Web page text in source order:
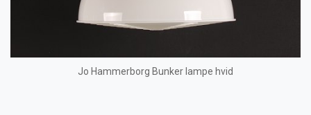
Jo Hammerborg Bunker lampe hvid